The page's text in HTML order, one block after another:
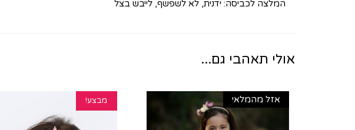
המלצה לכביסה: ידנית, לא לשפשף, לייבש בצל
אולי תאהבי גם...
אזל מהמלאי מבצע!